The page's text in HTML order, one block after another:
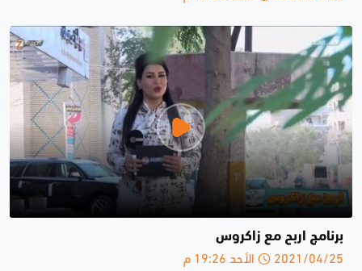
برنامج اربح مع زاكروس
2021/04/25 الأحد 19:26 م